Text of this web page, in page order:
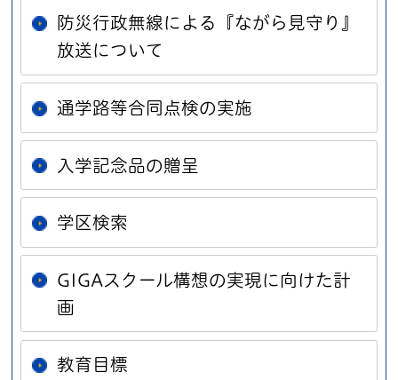
防災行政無線による『ながら見守り』
放送について
通学路等合同点検の実施
入学記念品の贈呈
学区検索
GIGAスクール構想の実現に向けた計
画
教育目標